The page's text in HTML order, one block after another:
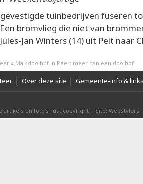
tuinbedrijven fuseren tot
bromvlieg die niet van
Jan Winters (14) uit Pelt naar
» Maisdoolhof in Peer: meer dan een doolhof
| Over deze site | Gemeente-info & links
artikels en foto’s rust copyright | Site: Webstylers